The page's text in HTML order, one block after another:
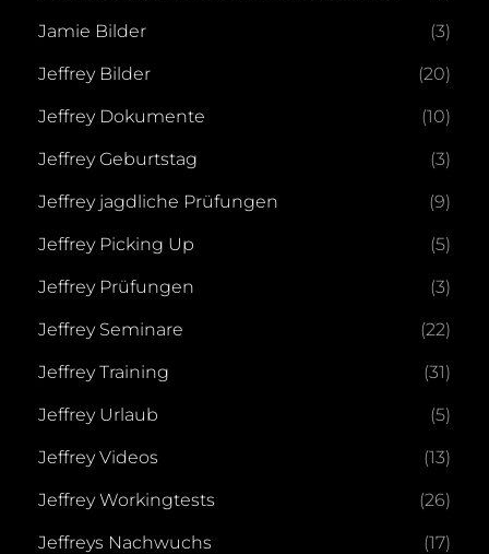
Jamie Bilder (3)
Jeffrey Bilder (20)
Jeffrey Dokumente (10)
Jeffrey Geburtstag (3)
Jeffrey jagdliche Prüfungen (9)
Jeffrey Picking Up (5)
Jeffrey Prüfungen (3)
Jeffrey Seminare (22)
Jeffrey Training (31)
Jeffrey Urlaub (5)
Jeffrey Videos (13)
Jeffrey Workingtests (26)
Jeffreys Nachwuchs (17)